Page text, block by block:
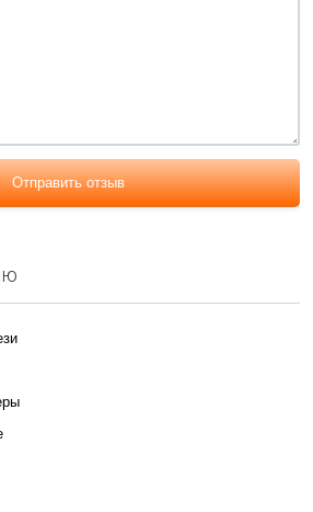
Отправить отзыв